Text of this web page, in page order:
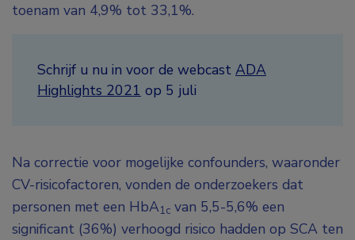
toenam van 4,9% tot 33,1%.
Schrijf u nu in voor de webcast ADA
Highlights 2021 op 5 juli
Na correctie voor mogelijke confounders, waaronder
CV-risicofactoren, vonden de onderzoekers dat
personen met een HbA1c van 5,5-5,6% een
significant (36%) verhoogd risico hadden op SCA ten